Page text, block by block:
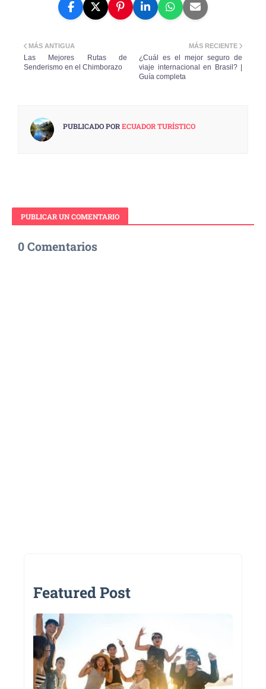
MÁS RECIENTE
¿Cuál es el mejor seguro de
viaje internacional en Brasil? |
Guía completa
MÁS ANTIGUA
Las Mejores Rutas de
Senderismo en el Chimborazo
PUBLICADO PORECUADOR TURÍSTICO
PUBLICAR UN COMENTARIO
0 Comentarios
Featured Post